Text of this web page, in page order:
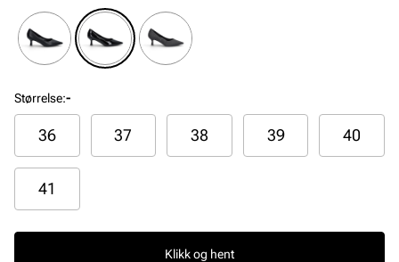
Størrelse:-
36 37 38 39 40
41
Klikk og hent